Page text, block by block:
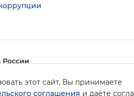
этот сайт, Вы принимаете
соглашения и даёте